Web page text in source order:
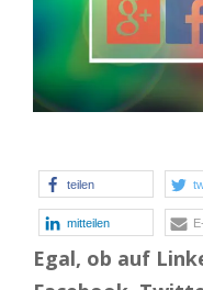
teilen
mitteilen
Egal, ob auf